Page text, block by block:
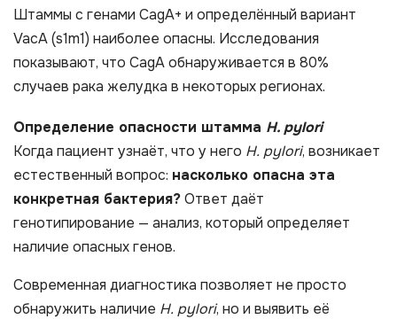
Штаммы с генами CagA+ и определённый вариант
VacA (s1m1) наиболее опасны. Исследования
показывают, что CagA обнаруживается в 80%
случаев рака желудка в некоторых регионах.
Определение опасности штамма H. pylori
Когда пациент узнаёт, что у него H. pylori, возникает
естественный вопрос: насколько опасна эта
конкретная бактерия?Ответ даёт
генотипирование — анализ, который определяет
наличие опасных генов.
Современная диагностика позволяет не просто
обнаружить наличие H. pylori, но и выявить её